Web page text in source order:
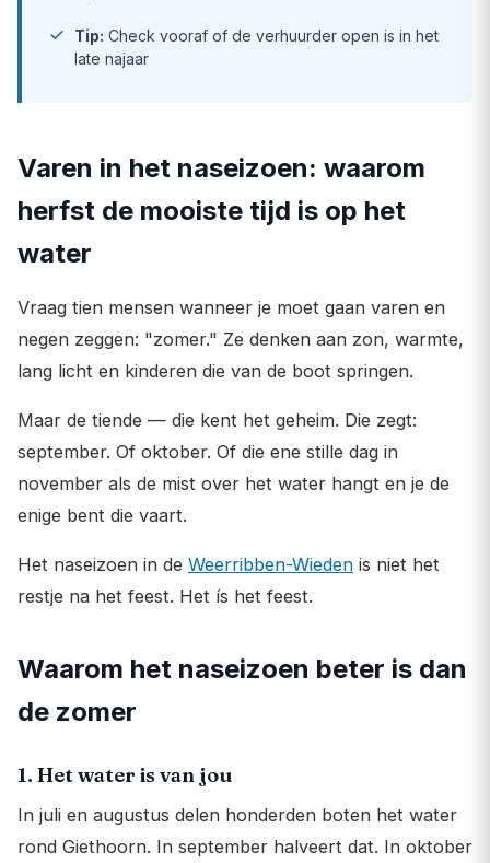
Tip: Check vooraf of de verhuurder open is in het
late najaar
Varen in het naseizoen: waarom
herfst de mooiste tijd is op het
water
Vraag tien mensen wanneer je moet gaan varen en
negen zeggen: "zomer." Ze denken aan zon, warmte,
lang licht en kinderen die van de boot springen.
Maar de tiende — die kent het geheim. Die zegt:
september. Of oktober. Of die ene stille dag in
november als de mist over het water hangt en je de
enige bent die vaart.
Het naseizoen in de Weerribben-Wieden is niet het
restje na het feest. Het ís het feest.
Waarom het naseizoen beter is dan
de zomer
1. Het water is van jou
In juli en augustus delen honderden boten het water
rond Giethoorn. In september halveert dat. In oktober